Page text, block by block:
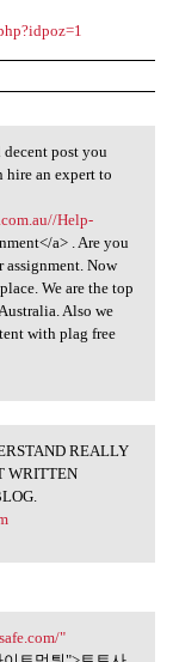
post you
hire an expert to
Help-
a> . Are you
Now
We are the top
Also we
with plag free
REALLY
WRITTEN
"